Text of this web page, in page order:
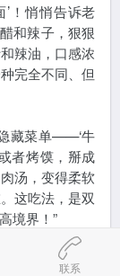
悄悄告诉老
和辣子，狠狠
辣油，口感浓
完全不同、但
藏菜单——‘牛
者烤馍，掰成
汤，变得柔软
这吃法，是双
境界！”
面都不只是
刻在骨子里的
联系